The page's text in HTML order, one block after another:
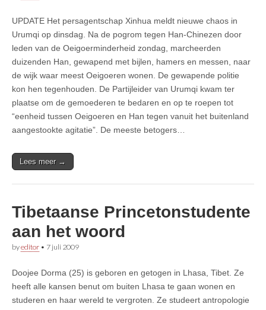
UPDATE Het persagentschap Xinhua meldt nieuwe chaos in
Urumqi op dinsdag. Na de pogrom tegen Han-Chinezen door
leden van de Oeigoerminderheid zondag, marcheerden
duizenden Han, gewapend met bijlen, hamers en messen, naar
de wijk waar meest Oeigoeren wonen. De gewapende politie
kon hen tegenhouden. De Partijleider van Urumqi kwam ter
plaatse om de gemoederen te bedaren en op te roepen tot
“eenheid tussen Oeigoeren en Han tegen vanuit het buitenland
aangestookte agitatie”. De meeste betogers…
Lees meer →
Tibetaanse Princetonstudente
aan het woord
byeditor • 7 juli 2009
Doojee Dorma (25) is geboren en getogen in Lhasa, Tibet. Ze
heeft alle kansen benut om buiten Lhasa te gaan wonen en
studeren en haar wereld te vergroten. Ze studeert antropologie